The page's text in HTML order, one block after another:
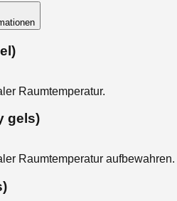
Raumtemperatur.
gels)
Raumtemperatur aufbewahren.